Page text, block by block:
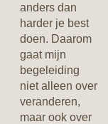
anders dan
harder je best
doen. Daarom
gaat mijn
begeleiding
niet alleen over
veranderen,
maar ook over